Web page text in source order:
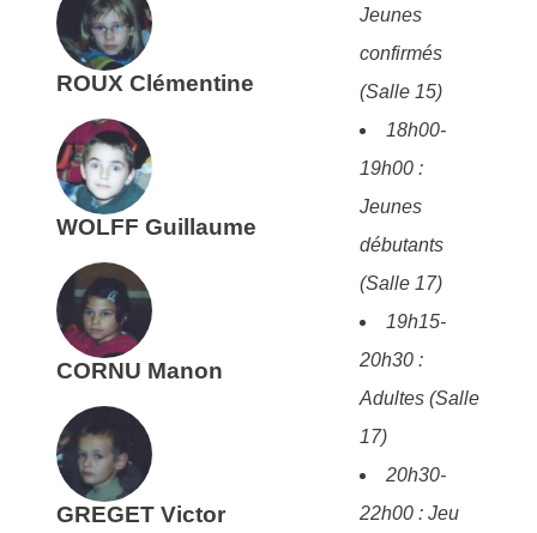
ROUX Clémentine
WOLFF Guillaume
CORNU Manon
GREGET Victor
Jeunes
confirmés
(Salle 15)
18h00-
19h00 :
Jeunes
débutants
(Salle 17)
19h15-
20h30 :
Adultes (Salle
17)
20h30-
22h00 : Jeu